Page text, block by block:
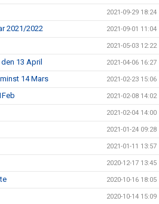
2021-09-29 18:24
2021/2022 2021-09-01 11:04
2021-05-03 12:22
13 April 2021-04-06 16:27
14 Mars 2021-02-23 15:06
2021-02-08 14:02
2021-02-04 14:00
2021-01-24 09:28
2021-01-11 13:57
2020-12-17 13:45
2020-10-16 18:05
2020-10-14 15:09